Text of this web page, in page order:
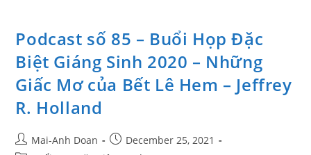
Podcast số 85 – Buổi Họp Đặc
Biệt Giáng Sinh 2020 – Những
Giấc Mơ của Bết Lê Hem – Jeffrey
R. Holland
Mai-Anh Doan
December 25, 2021